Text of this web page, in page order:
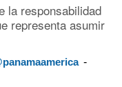
la responsabilidad
representa asumir
-